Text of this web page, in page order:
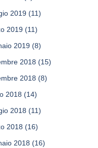
2019 (11)
2019 (11)
2019 (8)
2018 (15)
2018 (8)
2018 (14)
2018 (11)
2018 (16)
2018 (16)